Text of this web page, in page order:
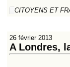
CITOYENS ET
26 février 2013
A Londres,